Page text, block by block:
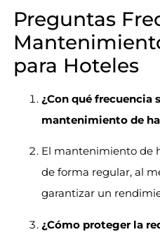
Preguntas
para Hoteles
¿Con qué frecuencia
mantenimiento de
El mantenimiento de
de forma regular, al
garantizar un
¿Cómo proteger la